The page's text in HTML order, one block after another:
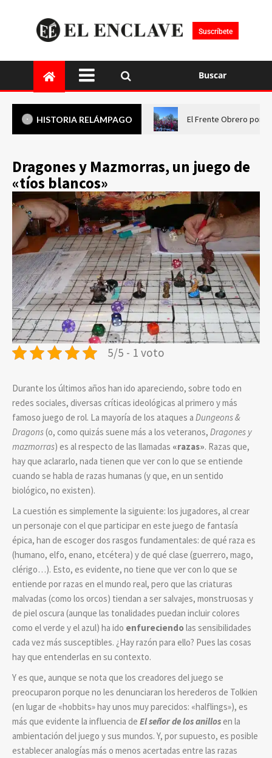
Suscríbete
Buscar
HISTORIA RELÁMPAGO El Frente Obrero pone
Dragones y Mazmorras, un juego de
«tíos blancos»
5/5 - 1 voto
Durante los últimos años han ido apareciendo, sobre todo en
redes sociales, diversas críticas ideológicas al primero y más
famoso juego de rol. La mayoría de los ataques a Dungeons &
Dragons(o, como quizás suene más a los veteranos, Dragones y
mazmorras) es al respecto de las llamadas «razas». Razas que,
hay que aclararlo, nada tienen que ver con lo que se entiende
cuando se habla de razas humanas (y que, en un sentido
biológico, no existen).
La cuestión es simplemente la siguiente: los jugadores, al crear
un personaje con el que participar en este juego de fantasía
épica, han de escoger dos rasgos fundamentales: de qué raza es
(humano, elfo, enano, etcétera) y de qué clase (guerrero, mago,
clérigo…). Esto, es evidente, no tiene que ver con lo que se
entiende por razas en el mundo real, pero que las criaturas
malvadas (como los orcos) tiendan a ser salvajes, monstruosas y
de piel oscura (aunque las tonalidades puedan incluir colores
como el verde y el azul) ha ido enfureciendolas sensibilidades
cada vez más susceptibles. ¿Hay razón para ello? Pues las cosas
hay que entenderlas en su contexto.
Y es que, aunque se nota que los creadores del juego se
preocuparon porque no les denunciaran los herederos de Tolkien
(en lugar de «hobbits» hay unos muy parecidos: «halflings»), es
más que evidente la influencia de El señor de los anillosen la
ambientación del juego y sus mundos. Y, por supuesto, es posible
establecer analogías más o menos acertadas entre las razas